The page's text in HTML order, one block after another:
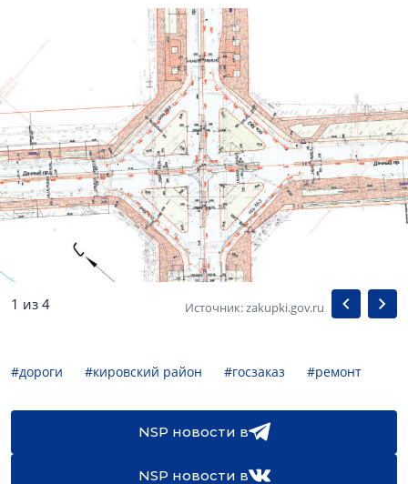
1 из 4 Источник: zakupki.gov.ru
#дороги #кировский район #госзаказ #ремонт
NSP новости в
NSP новости в